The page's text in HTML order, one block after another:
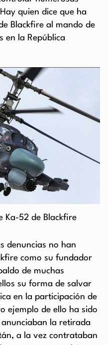
quien dice que ha
Blackfire al mando de
en la República
Ka-52 de Blackfire
denuncias no han
como su fundador
de muchas
su forma de salvar
en la participación de
ejemplo de ello ha sido
la retirada
a la vez contrataban